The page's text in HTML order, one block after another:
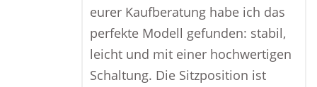
eurer Kaufberatung habe ich das
perfekte Modell gefunden: stabil,
leicht und mit einer hochwertigen
Schaltung. Die Sitzposition ist